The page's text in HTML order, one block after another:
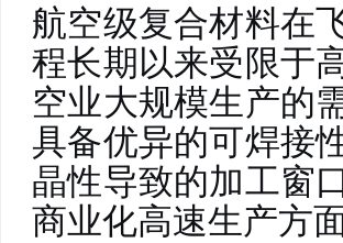
航空级复合材料在
程长期以来受限于
空业大规模生产的
具备优异的可焊接
晶性导致的加工窗
商业化高速生产方